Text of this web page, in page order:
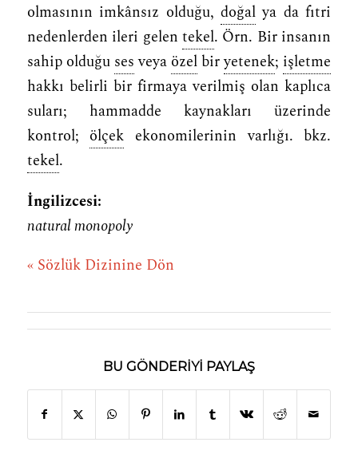
olmasının imkânsız olduğu, doğal ya da fıtri
nedenlerden ileri gelen tekel. Örn. Bir insanın
sahip olduğu sesveya özel biryetenek; işletme
hakkı belirli bir firmaya verilmiş olan kaplıca
suları; hammadde kaynakları üzerinde
kontrol; ölçek ekonomilerinin varlığı. bkz.
tekel.
İngilizcesi:
natural monopoly
« Sözlük Dizinine Dön
BU GÖNDERIYI PAYLAŞ